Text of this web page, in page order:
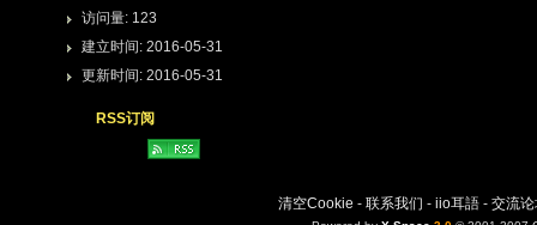
访问量: 123
建立时间: 2016-05-31
更新时间: 2016-05-31
RSS订阅
清空Cookie - 联系我们 - iio耳語 - 交流